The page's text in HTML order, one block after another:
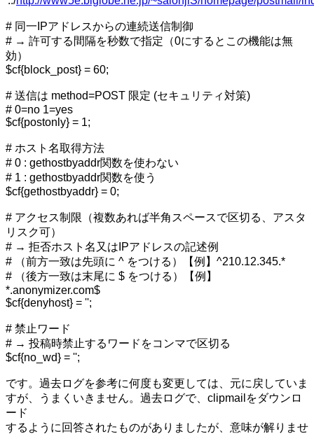
# 同一IPアドレスからの連続送信制御
# → 許可する間隔を秒数で指定（0にするとこの機能は無
効）
$cf{block_post} = 60;
# 送信は method=POST 限定 (セキュリティ対策)
# 0=no 1=yes
$cf{postonly} = 1;
# ホスト名取得方法
# 0 : gethostbyaddr関数を使わない
# 1 : gethostbyaddr関数を使う
$cf{gethostbyaddr} = 0;
# アクセス制限（複数あれば半角スペースで区切る、アスタ
リスク可）
# → 拒否ホスト名又はIPアドレスの記述例
# （前方一致は先頭に ^ をつける）【例】^210.12.345.*
# （後方一致は末尾に $ をつける）【例】
*.anonymizer.com$
$cf{denyhost} = '';
# 禁止ワード
# → 投稿時禁止するワードをコンマで区切る
$cf{no_wd} = '';
です。過去ログを参考に何度も変更しては、元に戻していま
すが、うまくいきません。過去ログで、clipmailをダウンロ
ード
するように回答されたものがありましたが、意味が解りませ